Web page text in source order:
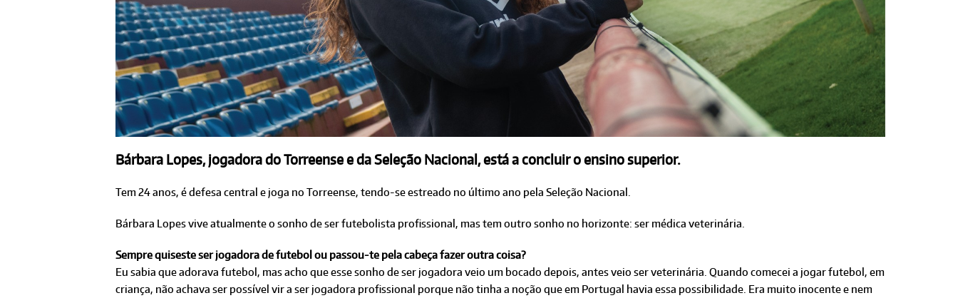
Bárbara Lopes, jogadora do Torreense e da Seleção Nacional, está a concluir o ensino superior.
Tem 24 anos, é defesa central e joga no Torreense, tendo-se estreado no último ano pela Seleção Nacional.
Bárbara Lopes vive atualmente o sonho de ser futebolista profissional, mas tem outro sonho no horizonte: ser médica veterinária.
Sempre quiseste ser jogadora de futebol ou passou-te pela cabeça fazer outra coisa?
Eu sabia que adorava futebol, mas acho que esse sonho de ser jogadora veio um bocado depois, antes veio ser veterinária. Quando comecei a jogar futebol, em
criança, não achava ser possível vir a ser jogadora profissional porque não tinha a noção que em Portugal havia essa possibilidade. Era muito inocente e nem